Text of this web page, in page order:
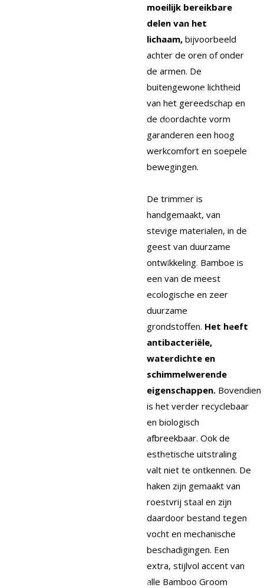
moeilijk bereikbare
delen van het
lichaam, bijvoorbeeld
achter de oren of onder
de armen. De
buitengewone lichtheid
van het gereedschap en
de doordachte vorm
garanderen een hoog
werkcomfort en soepele
bewegingen.
De trimmer is
handgemaakt, van
stevige materialen, in de
geest van duurzame
ontwikkeling. Bamboe is
een van de meest
ecologische en zeer
duurzame
grondstoffen. Het heeft
antibacteriële,
waterdichte en
schimmelwerende
eigenschappen. Bovendien
is het verder recyclebaar
en biologisch
afbreekbaar. Ook de
esthetische uitstraling
valt niet te ontkennen. De
haken zijn gemaakt van
roestvrij staal en zijn
daardoor bestand tegen
vocht en mechanische
beschadigingen. Een
extra, stijlvol accent van
alle Bamboo Groom